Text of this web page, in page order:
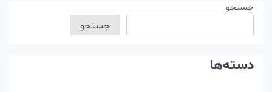
جستجو
جستجو
دسته‌ها